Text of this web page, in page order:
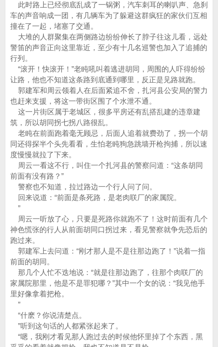
此时路上已经彻底乱成了一锅粥，汽车刺耳的喇叭声、急刹
车的声音响成一团，有几辆车为了躲避这群疯狂的家伙们互相
撞在了一起，堵塞了交通。
大堆的人群聚集在两侧路边纷纷伸长了脖子往这儿看，远处
警笛的声音正向这里靠近，至少有十几名巡警也加入了追捕的
行列。
“滚开！快滚开！”老盹吼叫着逃进胡同，周围的人吓得纷纷
让路，他也不知道这条路到底通到哪里，反正是见路就跑。
郭建军和周云领着人在后面紧追不舍，扎河县公安局的警力
也赶来支援，将这一带街区围了个水泄不通。
这一片街区属于老城区，很多平房还有乱搭乱建的违章建
筑，所以胡同拐七拐八路很乱。
老盹在前面跑着毫无顾忌，后面人追着就费劲了，拐一个胡
同还得探半个头先看看，生怕老盹狗急跳墙开枪拘捕，所以速
度慢慢就拉了下来。
周云一看这不行，叫住一个扎河县的警察问道：“这条胡同
前面有没有路？”
警察也不知道，拉过路边一个行人问了问。
回来说道：“前面是条死路，是老肉联厂的家属院。
”
周云一听放了心，只要是死路你就跑不了！这时前面有几个
神色慌张的行人从前面胡同口拐过来，看见警察就争先恐后的
跑过来。
郭建军上去问道：“刚才那人是不是往那边跑了！”说着一指
前面的胡同。
那几个人忙不迭地说：“就是往那边跑了，往那个肉联厂的
家属院那里，他是不是罪犯哪？”其中一个女的说：“我见他手
里好像拿着把枪。
”
“什麽？你说清楚点。
”听到这句话的人都紧张起来了。
“嗯，我刚才看见那人跑过去的时候他怀里掉了个东西，黑